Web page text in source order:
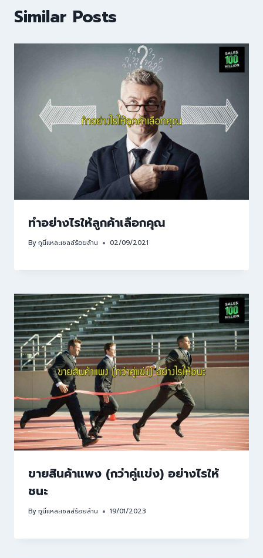
Similar Posts
ทำอย่างไรให้ลูกค้าเลือกคุณ
Byกูนี่แหละเซลล์ร้อยล้าน 02/09/2021
ขายสินค้าแพง (กว่าคู่แข่ง) อย่างไรให้
ชนะ
Byกูนี่แหละเซลล์ร้อยล้าน 19/01/2023